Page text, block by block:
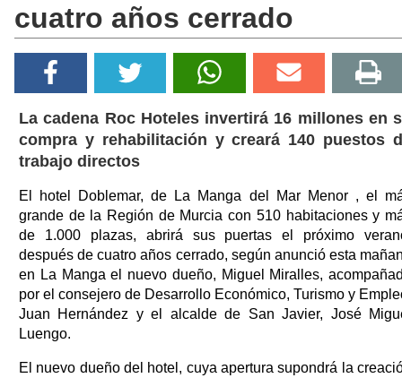
cuatro años cerrado
La cadena Roc Hoteles invertirá 16 millones en
compra y rehabilitación y creará 140 puestos
trabajo directos
El hotel Doblemar, de La Manga del Mar Menor , el
grande de la Región de Murcia con 510 habitaciones y
de 1.000 plazas, abrirá sus puertas el próximo
después de cuatro años cerrado, según anunció esta
en La Manga el nuevo dueño, Miguel Miralles,
por el consejero de Desarrollo Económico, Turismo y
Juan Hernández y el alcalde de San Javier, José
Luengo.
El nuevo dueño del hotel, cuya apertura supondrá la